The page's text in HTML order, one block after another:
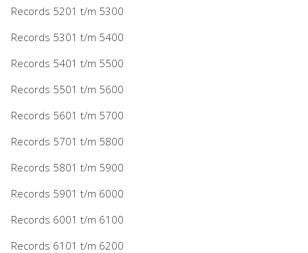
Records 5201 t/m 5300
Records 5301 t/m 5400
Records 5401 t/m 5500
Records 5501 t/m 5600
Records 5601 t/m 5700
Records 5701 t/m 5800
Records 5801 t/m 5900
Records 5901 t/m 6000
Records 6001 t/m 6100
Records 6101 t/m 6200